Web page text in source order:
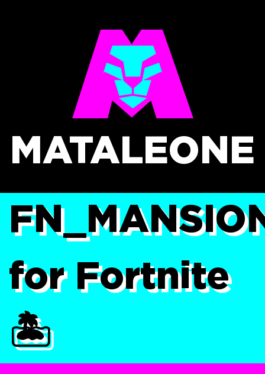
MATALEONE
for Fortnite
🏝️